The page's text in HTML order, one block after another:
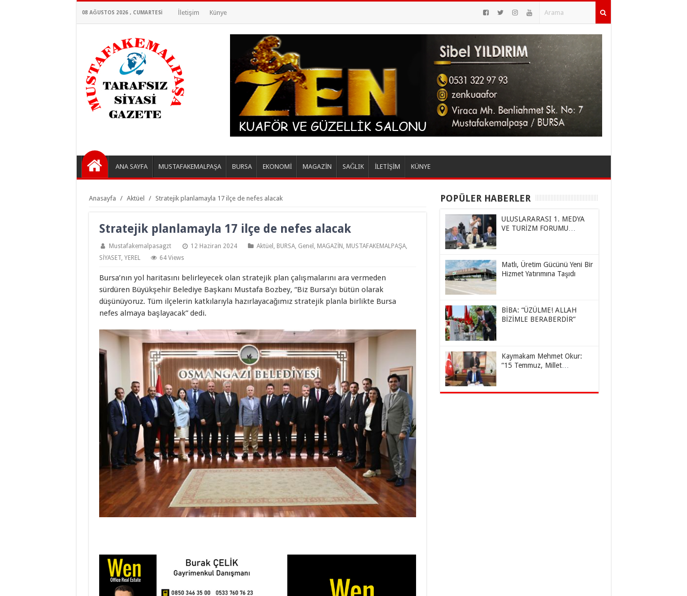
08 AĞUSTOS 2026 , CUMARTESI İletişim Künye
ANA SAYFA MUSTAFAKEMALPAŞA BURSA EKONOMİ MAGAZİN SAĞLIK İLETİŞİM KÜNYE
Anasayfa / Aktüel / Stratejik planlamayla 17 ilçe de nefes alacak
Stratejik planlamayla 17 ilçe de nefes alacak
Mustafakemalpasagzt 12 Haziran 2024 Aktüel , BURSA, Genel , MAGAZİN , MUSTAFAKEMALPAŞA,
SİYASET, YEREL 64 Views
Bursa’nın yol haritasını belirleyecek olan stratejik plan çalışmalarını ara vermeden
sürdüren Büyükşehir Belediye Başkanı Mustafa Bozbey, “Biz Bursa’yı bütün olarak
düşünüyoruz. Tüm ilçelerin katkılarıyla hazırlayacağımız stratejik planla birlikte Bursa
nefes almaya başlayacak” dedi.
POPÜLER HABERLER
ULUSLARARASI 1. MEDYA
VE TURİZM FORUMU
Matlı, Üretim Gücünü Yeni Bir
Hizmet Yatırımına Taşıdı
BİBA: “ÜZÜLME! ALLAH
BİZİMLE BERABERDİR”
Kaymakam Mehmet Okur:
“15 Temmuz, Millet